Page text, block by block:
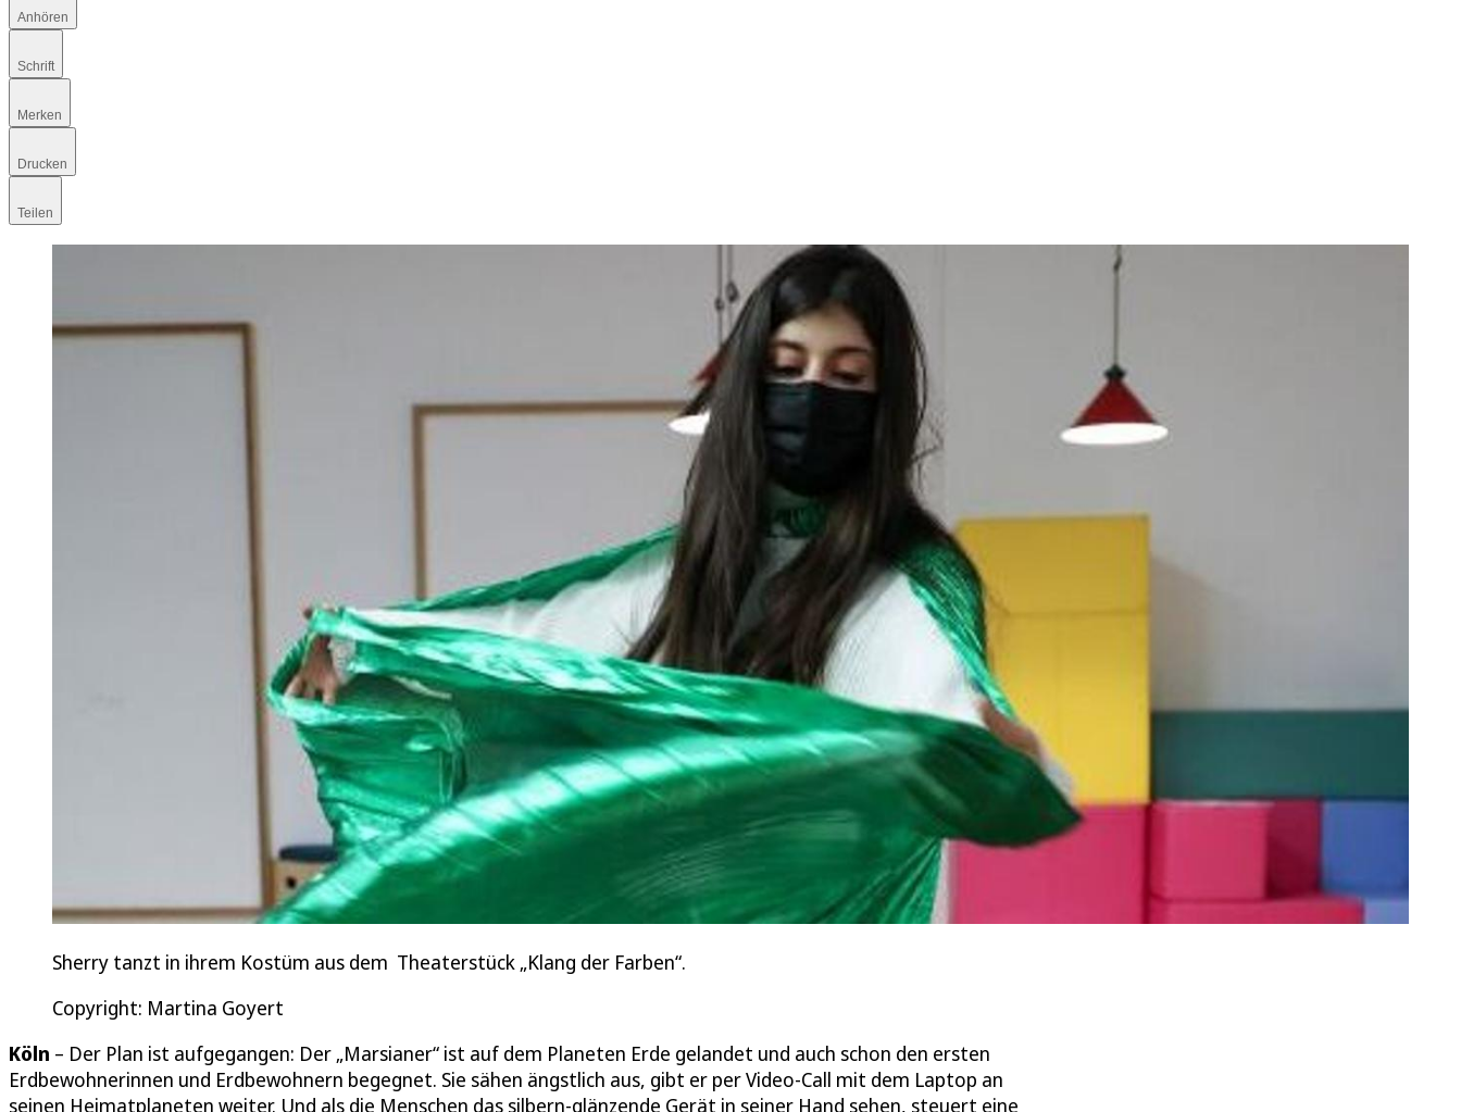
Anhören
Schrift
Merken
Drucken
Teilen
Sherry tanzt in ihrem Kostüm aus dem Theaterstück „Klang der Farben“.
Copyright: Martina Goyert
Köln – Der Plan ist aufgegangen: Der „Marsianer“ ist auf dem Planeten Erde gelandet und auch schon den ersten
Erdbewohnerinnen und Erdbewohnern begegnet. Sie sähen ängstlich aus, gibt er per Video-Call mit dem Laptop an
seinen Heimatplaneten weiter. Und als die Menschen das silbern-glänzende Gerät in seiner Hand sehen, steuert eine